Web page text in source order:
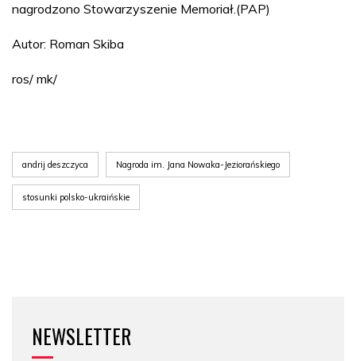
nagrodzono Stowarzyszenie Memoriał.(PAP)
Autor: Roman Skiba
ros/ mk/
andrij deszczyca Nagroda im. Jana Nowaka-Jeziorańskiego
stosunki polsko-ukraińskie
NEWSLETTER